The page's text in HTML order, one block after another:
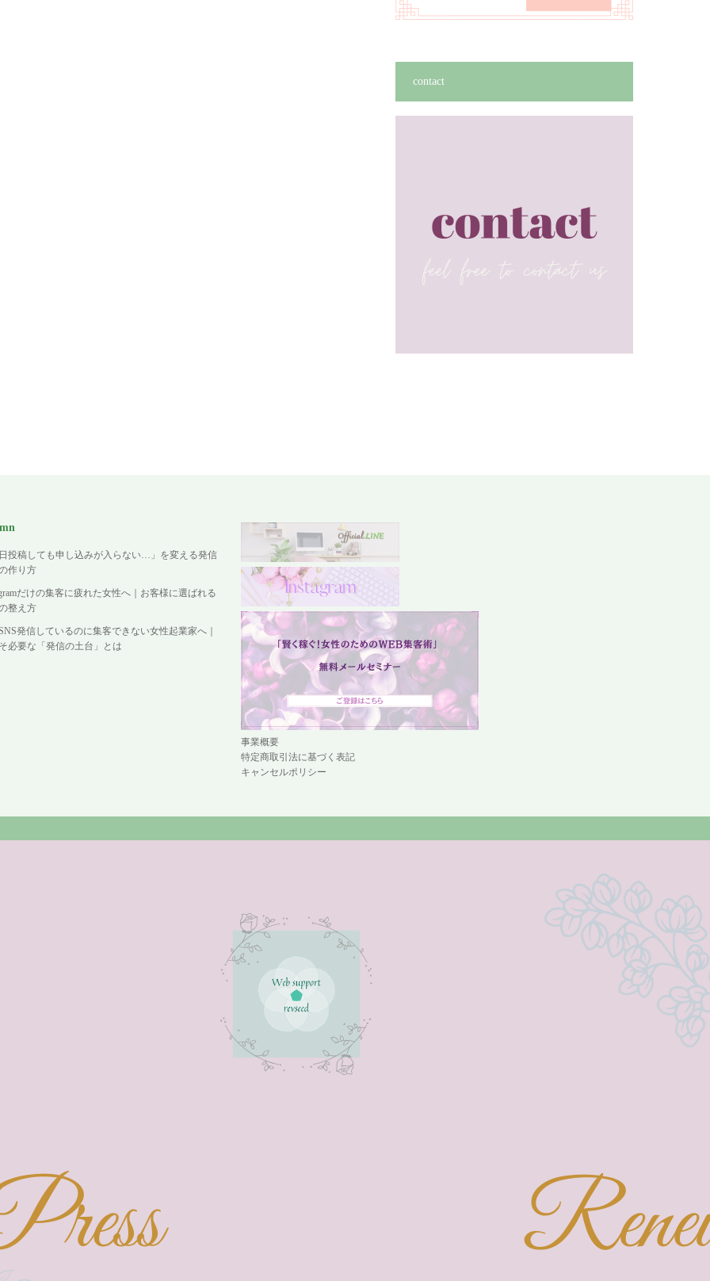
contact
日投稿しても申し込みが入らない…」を変える発信
作り方
だけの集客に疲れた女性へ｜お客様に選ばれる
整え方
発信しているのに集客できない女性起業家へ｜
必要な「発信の土台」とは
事業概要
特定商取引法に基づく表記
キャンセルポリシー